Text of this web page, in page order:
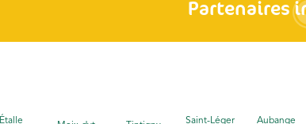
Partenaires
Étalle Saint-Léger Aubange